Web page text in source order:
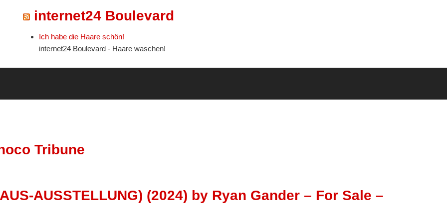
internet24 Boulevard
Ich habe die Haare schön!
internet24 Boulevard - Haare waschen!
Tribune
AUSSTELLUNG) (2024) by Ryan Gander – For Sale –